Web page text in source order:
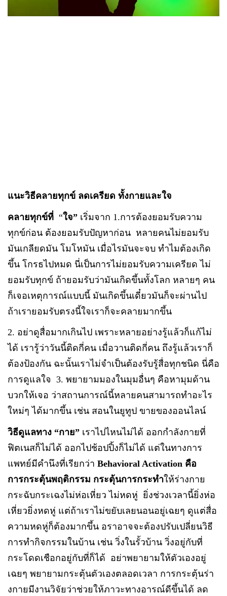
แนะวิธีคลายทุกข์ ลดเครียด ทั้งกายและใจ
คลายทุกข์ที่ “ใจ” เริ่มจาก 1.การต้องยอมรับความ
ทุกข์ก่อน ต้องยอมรับปัญหาก่อน หลายคนไม่ยอมรับ
มันเกลียดมัน โมโหมัน เมื่อไรมันจะจบ ทำไมต้องเกิด
ขึ้น โกรธไปหมด นี่เป็นการไม่ยอมรับความเครียด ไม่
ยอมรับทุกข์ ถ้ายอมรับว่ามันเกิดขึ้นทั้งโลก หลายๆ คน
ก็เจอเหตุการณ์แบบนี้ มันเกิดขึ้นเดี๋ยวมันก็จะผ่านไป
ถ้าเรายอมรับตรงนี้ใจเราก็จะคลายมากขึ้น
2. อย่าดูสื่อมากเกินไป เพราะหลายอย่างรู้แล้วก็แก้ไม่
ได้ เรารู้ว่าวันนี้ติดกี่คน เมื่อวานติดกี่คน ถึงรู้แล้วเราก็
ต้องป้องกัน ฉะนั้นเราไม่จำเป็นต้องรับรู้สื่อทุกชนิด นี่คือ
การดูแลใจ 3. พยายามมองในมุมอื่นๆ คือหามุมด้าน
บวกให้เจอ ว่าสถานการณ์นี้หลายคนสามารถทำอะไร
ใหม่ๆ ได้มากขึ้น เช่น สอนในยูทูป ขายของออนไลน์
วิธีดูแลทาง “กาย” เราไปไหนไม่ได้ ออกกำลังกายที่
ฟิตเนสก็ไม่ได้ ออกไปช้อปปิ้งก็ไม่ได้ แต่ในทางการ
แพทย์มีคำนึงที่เรียกว่า Behavioral Activation คือ
การกระตุ้นพฤติกรรม กระตุ้นการกระทำให้ร่างกาย
กระฉับกระเฉงไม่ห่อเหี่ยว ไม่หดหู่ ยิ่งช่วงเวลานี้ยิ่งห่อ
เหี่ยวยิ่งหดหู่ แต่ถ้าเราไม่ขยับเลยนอนอยู่เฉยๆ ดูแต่สื่อ
ความหดหู่ก็ต้องมากขึ้น อราอาจจะต้องปรับเปลี่ยนวิธี
การทำกิจกรรมในบ้าน เช่น วิ่งในรั้วบ้าน วิ่งอยู่กับที่
กระโดดเชือกอยู่กับที่ก็ได้ อย่าพยายามให้ตัวเองอยู่
เฉยๆ พยายามกระตุ้นตัวเองตลอดเวลา การกระตุ้นร่า
งกายมีงานวิจัยว่าช่วยให้ภาวะทางอารณ์ดีขึ้นได้ ลด